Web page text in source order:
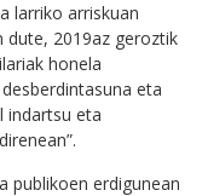
larriko arriskuan
dute, 2019az geroztik
honela
eta
indartsu eta
publikoen erdigunean